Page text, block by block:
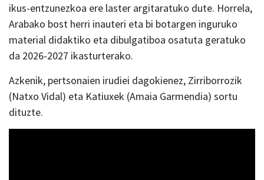
ikus-entzunezkoa ere laster argitaratuko dute. Horrela,
Arabako bost herri inauteri eta bi botargen inguruko
material didaktiko eta dibulgatiboa osatuta geratuko
da 2026-2027 ikasturterako.
Azkenik, pertsonaien irudiei dagokienez, Zirriborrozik
(Natxo Vidal) eta Katiuxek (Amaia Garmendia) sortu
dituzte.